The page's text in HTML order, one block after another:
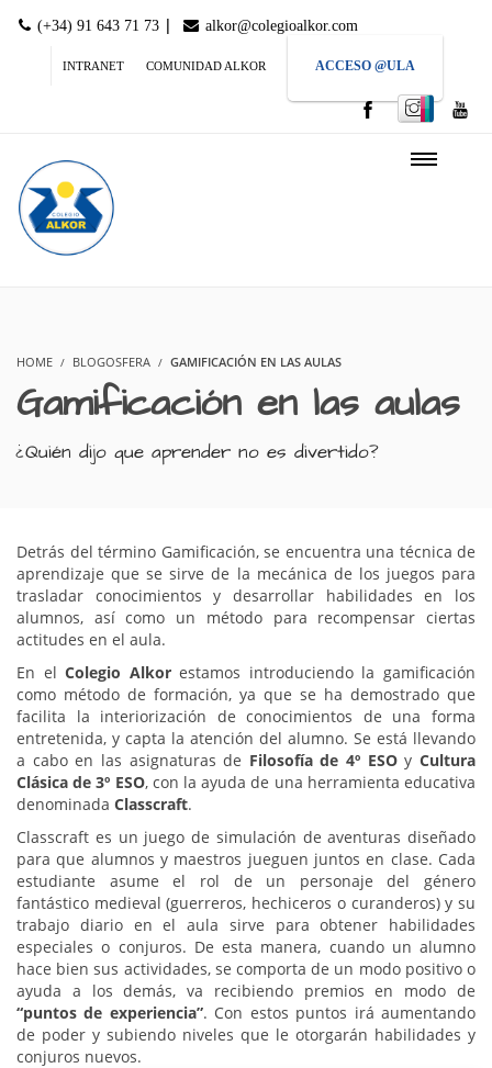
(+34) 91 643 71 73 | alkor@colegioalkor.com
INTRANET COMUNIDAD ALKOR ACCESO @ULA
HOME BLOGOSFERA GAMIFICACIÓN EN LAS AULAS
Gamificación en las aulas
¿Quién dijo que aprender no es divertido?
Detrás del término Gamificación, se encuentra una técnica de
aprendizaje que se sirve de la mecánica de los juegos para
trasladar conocimientos y desarrollar habilidades en los
alumnos, así como un método para recompensar ciertas
actitudes en el aula.
En elColegio Alkorestamos introduciendo la gamificación
como método de formación, ya que se ha demostrado que
facilita la interiorización de conocimientos de una forma
entretenida, y capta la atención del alumno. Se está llevando
a cabo en las asignaturas de Filosofía de 4º ESOyCultura
Clásica de 3º ESO, con la ayuda de una herramienta educativa
denominada Classcraft.
Classcraft es un juego de simulación de aventuras diseñado
para que alumnos y maestros jueguen juntos en clase. Cada
estudiante asume el rol de un personaje del género
fantástico medieval (guerreros, hechiceros o curanderos) y su
trabajo diario en el aula sirve para obtener habilidades
especiales o conjuros. De esta manera, cuando un alumno
hace bien sus actividades, se comporta de un modo positivo o
ayuda a los demás, va recibiendo premios en modo de
“puntos de experiencia”. Con estos puntos irá aumentando
de poder y subiendo niveles que le otorgarán habilidades y
conjuros nuevos.